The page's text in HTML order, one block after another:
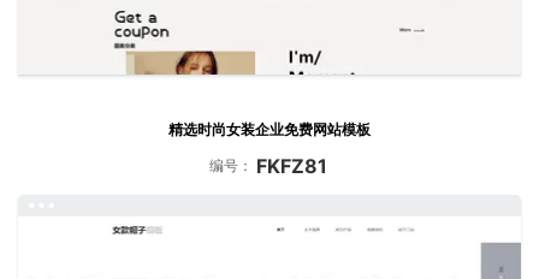
精选时尚女装企业免费网站模板
编号： FKFZ81